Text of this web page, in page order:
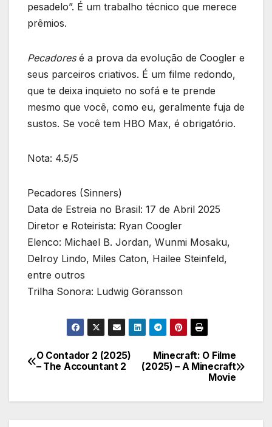
pesadelo”. É um trabalho técnico que merece
prêmios.
Pecadoresé a prova da evolução de Coogler e
seus parceiros criativos. É um filme redondo,
que te deixa inquieto no sofá e te prende
mesmo que você, como eu, geralmente fuja de
sustos. Se você tem HBO Max, é obrigatório.
Nota: 4.5/5
Pecadores (Sinners)
Data de Estreia no Brasil: 17 de Abril 2025
Diretor e Roteirista: Ryan Coogler
Elenco: Michael B. Jordan, Wunmi Mosaku,
Delroy Lindo, Miles Caton, Hailee Steinfeld,
entre outros
Trilha Sonora: Ludwig Göransson
Navegação
Minecraft: O Filme
(2025) – A Minecraft
Movie
O Contador 2 (2025)
– The Accountant 2